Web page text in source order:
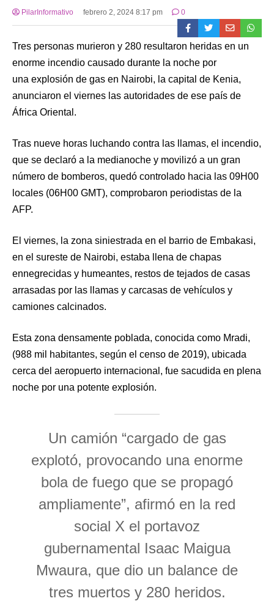
PilarInformativo febrero 2, 2024 8:17 pm 0
Tres personas murieron y 280 resultaron heridas en un
enorme incendio causado durante la noche por
una explosión de gas en Nairobi, la capital de Kenia,
anunciaron el viernes las autoridades de ese país de
África Oriental.
Tras nueve horas luchando contra las llamas, el incendio,
que se declaró a la medianoche y movilizó a un gran
número de bomberos, quedó controlado hacia las 09H00
locales (06H00 GMT), comprobaron periodistas de la
AFP.
El viernes, la zona siniestrada en el barrio de Embakasi,
en el sureste de Nairobi, estaba llena de chapas
ennegrecidas y humeantes, restos de tejados de casas
arrasadas por las llamas y carcasas de vehículos y
camiones calcinados.
Esta zona densamente poblada, conocida como Mradi,
(988 mil habitantes, según el censo de 2019), ubicada
cerca del aeropuerto internacional, fue sacudida en plena
noche por una potente explosión.
Un camión “cargado de gas
explotó, provocando una enorme
bola de fuego que se propagó
ampliamente”, afirmó en la red
social X el portavoz
gubernamental Isaac Maigua
Mwaura, que dio un balance de
tres muertos y 280 heridos.